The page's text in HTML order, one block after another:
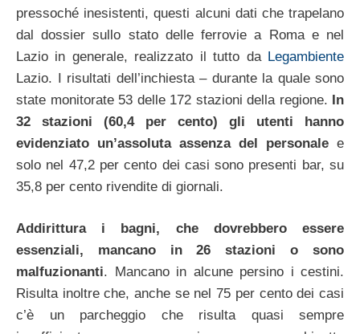
pressoché inesistenti, questi alcuni dati che trapelano
dal dossier sullo stato delle ferrovie a Roma e nel
Lazio in generale, realizzato il tutto da Legambiente
Lazio. I risultati dell’inchiesta – durante la quale sono
state monitorate 53 delle 172 stazioni della regione. In
32 stazioni (60,4 per cento) gli utenti hanno
evidenziato un’assoluta assenza del personale e
solo nel 47,2 per cento dei casi sono presenti bar, su
35,8 per cento rivendite di giornali.
Addirittura i bagni, che dovrebbero essere
essenziali, mancano in 26 stazioni o sono
malfuzionanti. Mancano in alcune persino i cestini.
Risulta inoltre che, anche se nel 75 per cento dei casi
c’è un parcheggio che risulta quasi sempre